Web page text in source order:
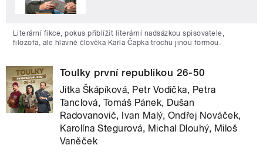
Literární fikce, pokus přiblížit literární nadsázkou spisovatele,
filozofa, ale hlavně člověka Karla Čapka trochu jinou formou.
Toulky první republikou 26-50
Jitka Škápíková, Petr Vodička, Petra
Tanclová, Tomáš Pánek, Dušan
Radovanovič, Ivan Malý, Ondřej Nováček,
Karolína Stegurová, Michal Dlouhý, Miloš
Vaněček